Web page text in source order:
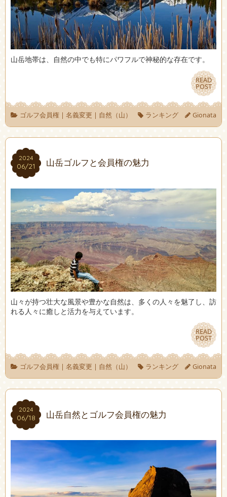
山岳地帯は、自然の中でも特にパワフルで神秘的な存在です。
READ
POST
READ
POST
ゴルフ会員権| 名義変更 | 自然（山） ランキング Gionata
2024
06/21
2024
06/21 山岳ゴルフと会員権の魅力
山々が持つ壮大な風景や豊かな自然は、多くの人々を魅了し、訪
れる人々に癒しと活力を与えています。
READ
POST
READ
POST
ゴルフ会員権| 名義変更 | 自然（山） ランキング Gionata
2024
06/18
2024
06/18 山岳自然とゴルフ会員権の魅力